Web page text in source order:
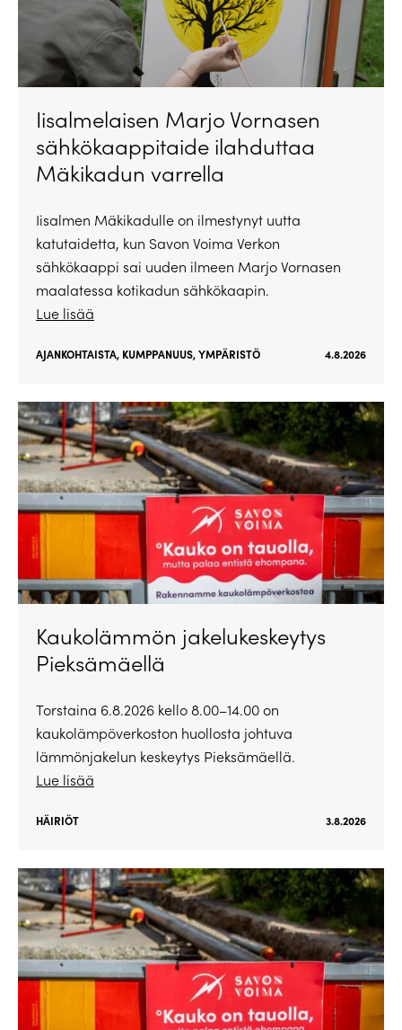
Iisalmelaisen Marjo Vornasen
sähkökaappitaide ilahduttaa
Mäkikadun varrella
Iisalmen Mäkikadulle on ilmestynyt uutta
katutaidetta, kun Savon Voima Verkon
sähkökaappi sai uuden ilmeen Marjo Vornasen
maalatessa kotikadun sähkökaapin.
Lue lisää
AJANKOHTAISTA, KUMPPANUUS,YMPÄRISTÖ 4.8.2026
Kaukolämmön jakelukeskeytys
Pieksämäellä
Torstaina 6.8.2026 kello 8.00–14.00 on
kaukolämpöverkoston huollosta johtuva
lämmönjakelun keskeytys Pieksämäellä.
Lue lisää
HÄIRIÖT 3.8.2026